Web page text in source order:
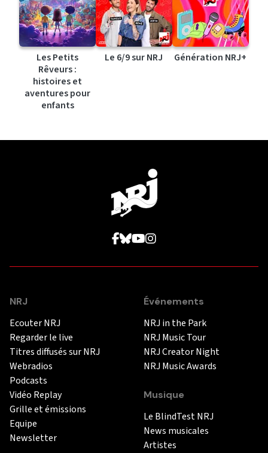
Les Petits
Rêveurs :
histoires et
aventures pour
enfants
Le 6/9 sur NRJ Génération NRJ+
NRJ
Ecouter NRJ
Regarder le live
Titres diffusés sur NRJ
Webradios
Podcasts
Vidéo Replay
Grille et émissions
Equipe
Newsletter
Événements
NRJ in the Park
NRJ Music Tour
NRJ Creator Night
NRJ Music Awards
Musique
Le BlindTest NRJ
News musicales
Artistes